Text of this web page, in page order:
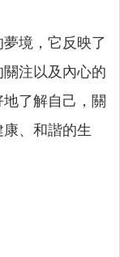
境，它反映了
注以及內心的
了解自己，關
、和諧的生